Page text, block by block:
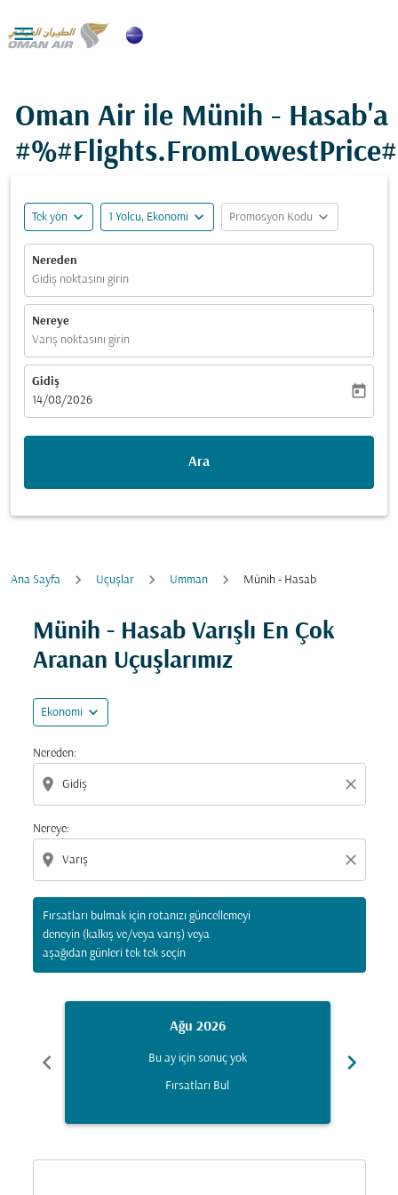

Oman Air ile Münih - Hasab'a
Tek yön expand_more 1 Yolcu, Ekonomi expand_more Promosyon Kodu expand_more
Nereden
Gidiş noktasını girin
Nereye
Varış noktasını girin
Gidiş
fc-booking-departure-date-aria-label
14/08/2026
today
Ara
Ana Sayfa Uçuşlar Umman Münih - Hasab
Münih - Hasab Varışlı En Çok
Aranan Uçuşlarımız
Ekonomi expand_more
Nereden:
location_on close
Nereye:
location_on close
Fırsatları bulmak için rotanızı güncellemeyi
deneyin (kalkış ve/veya varış) veya
aşağıdan günleri tek tek seçin
Fırsatları bulmak için rotanızı güncellemeyi deneyin
chevron_left
Ağu 2026
Bu ay için sonuç yok
Fırsatları Bul
chevron_right